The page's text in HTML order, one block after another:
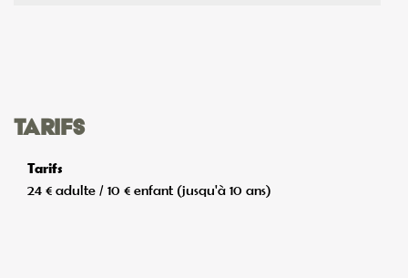
Tarifs
Tarifs
24 € adulte / 10 € enfant (jusqu'à 10 ans)